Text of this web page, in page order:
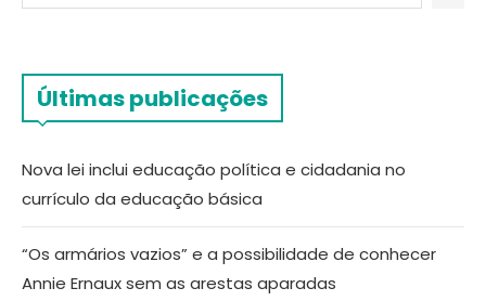
Últimas publicações
Nova lei inclui educação política e cidadania no
currículo da educação básica
“Os armários vazios” e a possibilidade de conhecer
Annie Ernaux sem as arestas aparadas